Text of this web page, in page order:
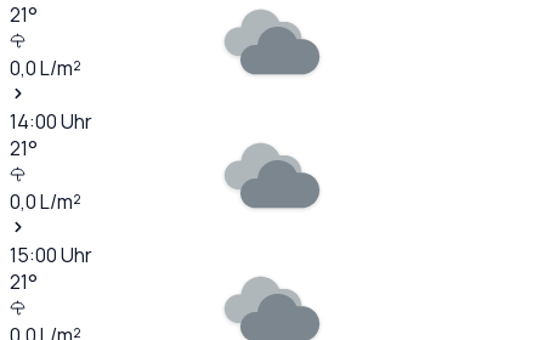
21°
0,0L/m²
14:00Uhr
21°
0,0L/m²
15:00Uhr
21°